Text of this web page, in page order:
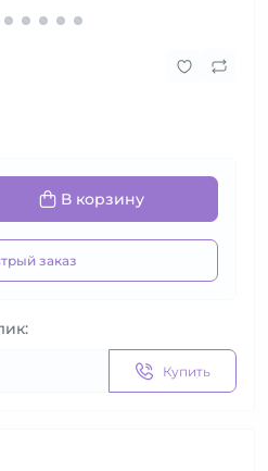
В корзину
заказ
Купить